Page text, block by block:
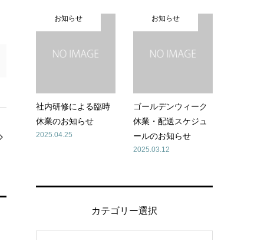
お知らせ
社内研修による臨時
休業のお知らせ
2025.04.25
お知らせ
ゴールデンウィーク
休業・配送スケジュ
ールのお知らせ
2025.03.12
カテゴリー選択